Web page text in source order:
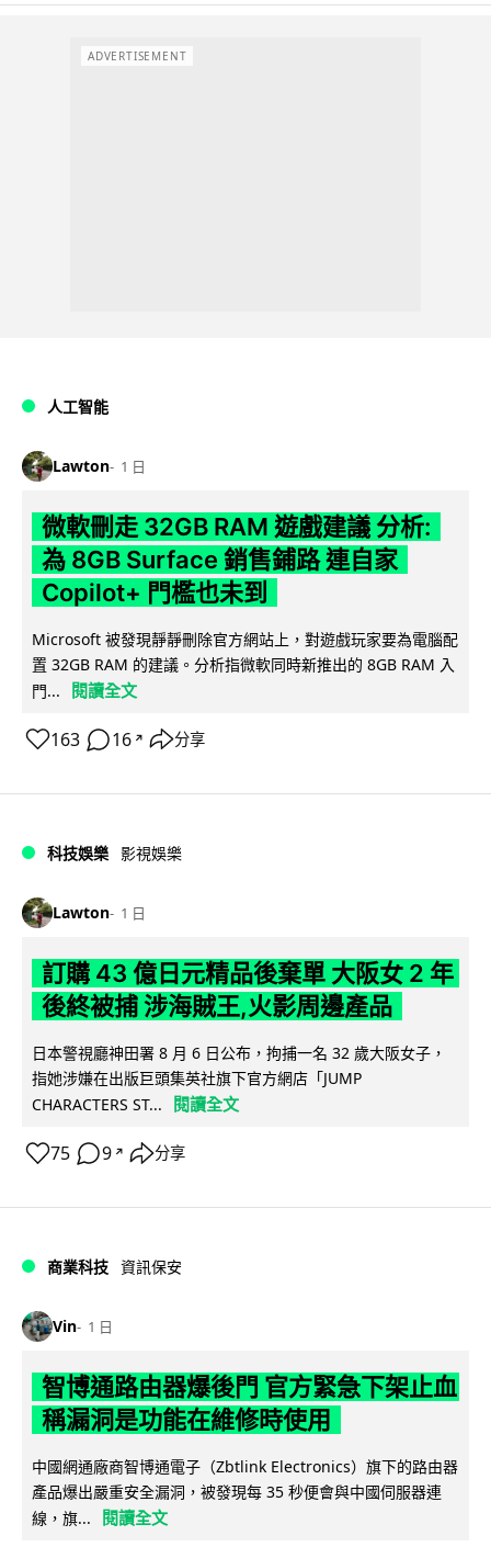
ADVERTISEMENT
人工智能
Lawton 1 日
微軟刪走 32GB RAM 遊戲建議 分析:
為 8GB Surface 銷售鋪路 連自家
Copilot+ 門檻也未到
Microsoft 被發現靜靜刪除官方網站上，對遊戲玩家要為電腦配
置 32GB RAM 的建議。分析指微軟同時新推出的 8GB RAM 入
門...
閱讀全文
163 16 ↗ 分享
科技娛樂 影視娛樂
Lawton 1 日
訂購 43 億日元精品後棄單 大阪女 2 年
後終被捕 涉海賊王,火影周邊產品
日本警視廳神田署 8 月 6 日公布，拘捕一名 32 歲大阪女子，
指她涉嫌在出版巨頭集英社旗下官方網店「JUMP
CHARACTERS ST...
閱讀全文
75 9 ↗ 分享
商業科技 資訊保安
Vin 1 日
智博通路由器爆後門 官方緊急下架止血
稱漏洞是功能在維修時使用
中國網通廠商智博通電子（Zbtlink Electronics）旗下的路由器
產品爆出嚴重安全漏洞，被發現每 35 秒便會與中國伺服器連
線，旗...
閱讀全文